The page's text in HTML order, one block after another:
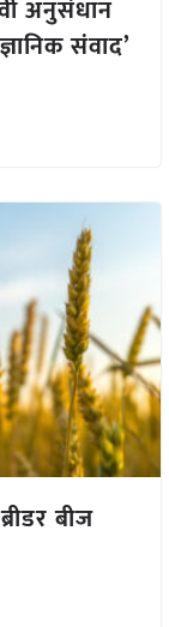
अनुसंधान
संवाद’
बीज